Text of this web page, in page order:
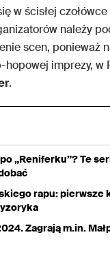
w ścisłej
należy
scen, ponieważ
imprezy, w
.
„Reniferku”? Te
rapu: pierwsze
Zagrają m.in.